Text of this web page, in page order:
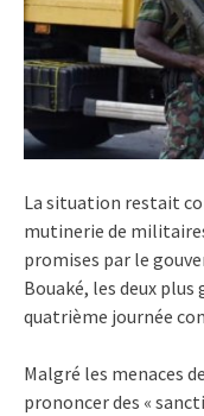
La situation restait
mutinerie de
promises par le
Bouaké, les deux plus
quatrième journée
Malgré les menaces
prononcer des «